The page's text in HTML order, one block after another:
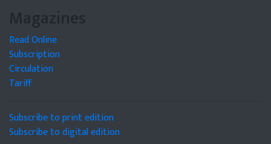
Magazines
Read Online
Subscription
Circulation
Tariff
Subscribe to print edition
Subscribe to digital edition